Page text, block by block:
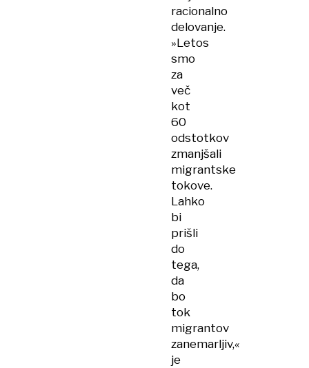
racionalno
delovanje.
»Letos
smo
za
več
kot
60
odstotkov
zmanjšali
migrantske
tokove.
Lahko
bi
prišli
do
tega,
da
bo
tok
migrantov
zanemarljiv,«
je